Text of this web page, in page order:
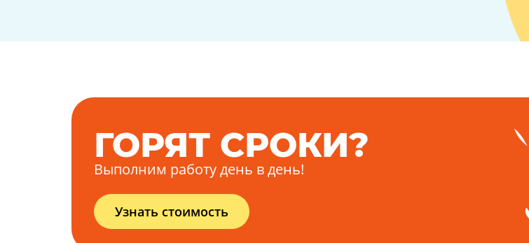
ГОРЯТ СРОКИ?
Выполним работу день в день!
Узнать стоимость